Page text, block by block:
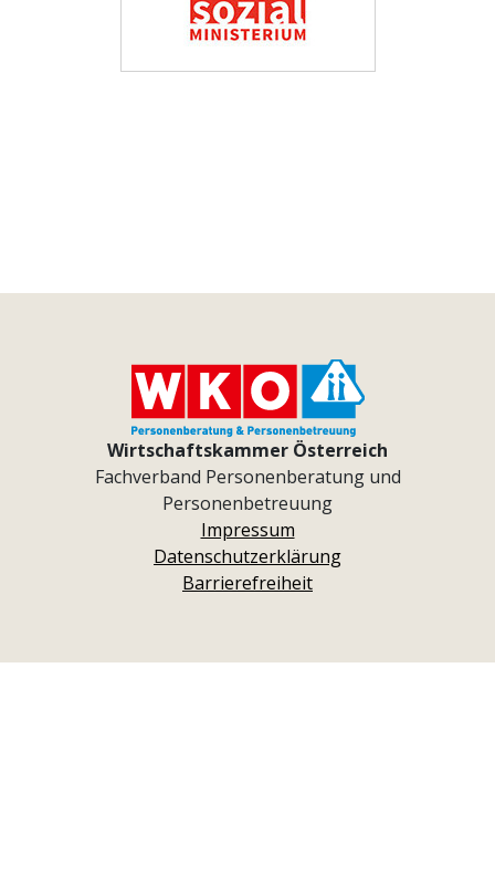
Wirtschaftskammer Österreich
Fachverband Personenberatung und
Personenbetreuung
Impressum
Datenschutzerklärung
Barrierefreiheit